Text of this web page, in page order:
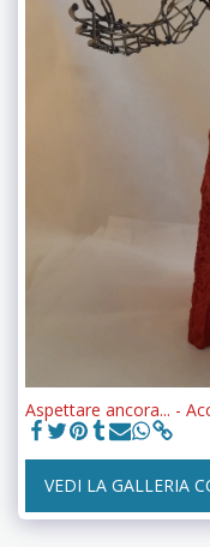
Aspettare ancora... -
VEDI LA GALLERIA